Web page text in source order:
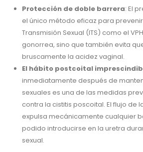
Protección de doble barrera: El
el único método eficaz para
Transmisión Sexual (ITS) como el
gonorrea, sino que también evita
bruscamente la acidez vaginal.
El hábito postcoital
inmediatamente después de
sexuales es una de las medidas
contra la cistitis poscoital. El flujo de
expulsa mecánicamente cualquier
podido introducirse en la uretra
sexual.